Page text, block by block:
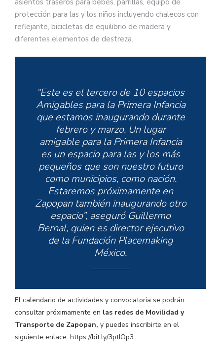
asientos traseros para bebés, parrillas, equipo de
protección para las y los niños incluyendo chalecos con
reflejante, bicicletas de equilibrio de madera y
diferentes elementos de destreza.
“Este es el tercero de 10 espacios
Amigables para la Primera Infancia
que estamos inaugurando durante
febrero y marzo. Un lugar
amigable para la Primera Infancia
es un espacio para las y los más
pequeños que son nuestro futuro
como municipios, como nación.
Estaremos próximamente en
Zapopan también inaugurando otro
espacio”, aseguró Guillermo
Bernal, quien es director ejecutivo
de la Fundación Placemaking
México.
El calendario de actividades y convocatoria se podrán
consultar próximamente en las redes de Movilidad y
Transporte de Zapopan, y puedes inscribirte en el
siguiente enlace: https://bit.ly/3ptIOp3